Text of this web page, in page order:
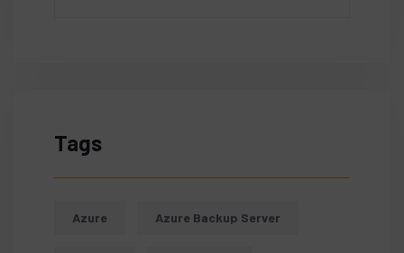
Tags
Azure Azure Backup Server